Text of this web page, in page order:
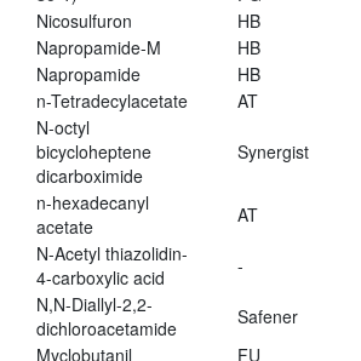
Nicosulfuron
HB
Napropamide-M
HB
Napropamide
HB
n-Tetradecylacetate
AT
N-octyl
bicycloheptene
dicarboximide
Synergist
n-hexadecanyl
acetate
AT
N-Acetyl thiazolidin-
4-carboxylic acid
-
N,N-Diallyl-2,2-
dichloroacetamide
Safener
Myclobutanil
FU